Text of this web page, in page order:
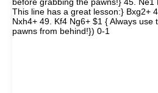
This line has a great lesson:} Bxg2+
Nxh4+ 49. Kf4 Ng6+ $1 { Always
pawns from behind!}) 0-1